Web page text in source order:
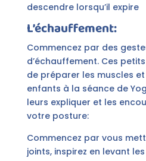
descendre lorsqu’il expire
L’échauffement:
Commencez par des
d’échauffement. Ces
de préparer les muscles
enfants à la séance de
leurs expliquer et les
votre posture:
Commencez par vous
joints, inspirez en levant